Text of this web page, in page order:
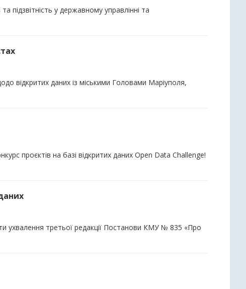
підзвітність у державному управлінні та
відкритих даних із міськими Головами Маріуполя,
проєктів на базі відкритих даних Open Data Challenge!
ухвалення третьої редакції Постанови КМУ № 835 «Про